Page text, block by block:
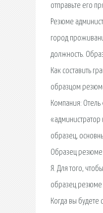
отправьте его
Резюме
город
должность.
Как составить
образцом
Компания:
образец,
Образец резюме
Я. Для того,
образец резюме
Когда вы будете